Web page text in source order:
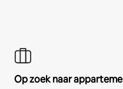
Op zoek naar